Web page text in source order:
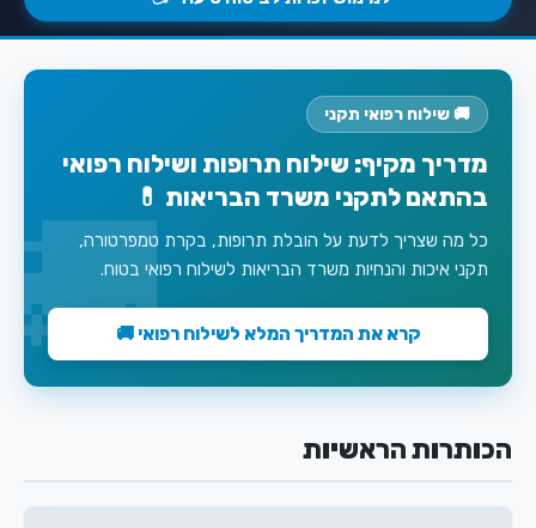
🚚 שילוח רפואי תקני
מדריך מקיף: שילוח תרופות ושילוח רפואי
בהתאם לתקני משרד הבריאות 💊
כל מה שצריך לדעת על הובלת תרופות, בקרת טמפרטורה,
תקני איכות והנחיות משרד הבריאות לשילוח רפואי בטוח.
קרא את המדריך המלא לשילוח רפואי 🚚
הכותרות הראשיות